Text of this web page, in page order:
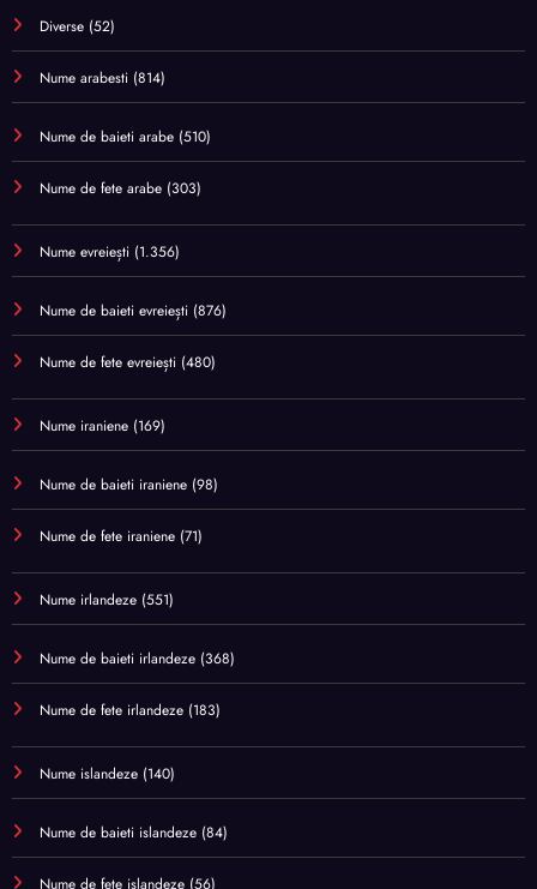
Diverse (52)
Nume arabesti (814)
Nume de baieti arabe (510)
Nume de fete arabe (303)
Nume evreiești (1.356)
Nume de baieti evreiești (876)
Nume de fete evreiești (480)
Nume iraniene (169)
Nume de baieti iraniene (98)
Nume de fete iraniene (71)
Nume irlandeze (551)
Nume de baieti irlandeze (368)
Nume de fete irlandeze (183)
Nume islandeze (140)
Nume de baieti islandeze (84)
Nume de fete islandeze (56)